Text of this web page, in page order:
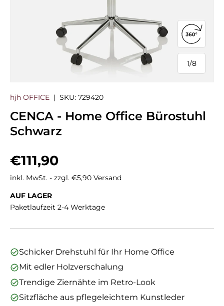
1/
von
8
360°-
hjh OFFICE | SKU: 729420
CENCA - Home Office Bürostuhl
Schwarz
Normaler Preis
€111,90
inkl. MwSt. - zzgl. €5,90 Versand
AUF LAGER
Paketlaufzeit 2-4 Werktage
Schicker Drehstuhl für Ihr Home Office
Mit edler Holzverschalung
Trendige Ziernähte im Retro-Look
Sitzfläche aus pflegeleichtem Kunstleder